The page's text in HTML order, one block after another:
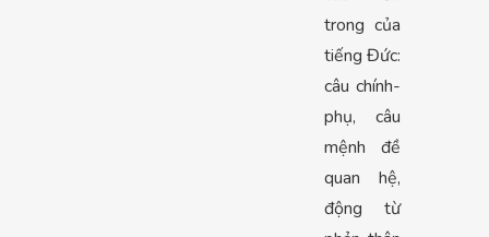
trong của
tiếng Đức:
câu chính-
phụ, câu
mệnh đề
quan hệ,
động từ